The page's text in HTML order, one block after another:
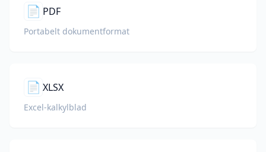
📄 PDF
Portabelt dokumentformat
📄 XLSX
Excel-kalkylblad